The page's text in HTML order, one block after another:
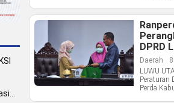
DPRD
Daerah
LUWU
Peraturan
Perda